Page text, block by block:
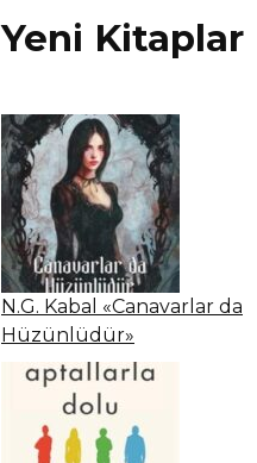
Yeni Kitaplar
N.G. Kabal «Canavarlar da
Hüzünlüdür»